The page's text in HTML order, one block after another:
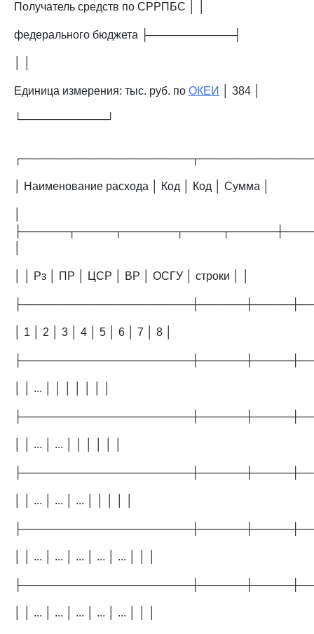
Получатель средств по СРРПБС │ │
федерального бюджета ├───────────┤
Единица измерения: тыс. руб. по ОКЕИ │ 384 │
└───────────┘
│ Наименование расхода │ Код │ Код │ Сумма │
│ │ Рз │ ПР │ ЦСР │ ВР │ ОСГУ │ строки │ │
│ 1 │ 2 │ 3 │ 4 │ 5 │ 6 │ 7 │ 8 │
│ │ ... │ │ │ │ │ │ │
│ │ ... │ ... │ │ │ │ │ │
│ │ ... │ ... │ ... │ │ │ │ │
│ │ ... │ ... │ ... │ ... │ ... │ │ │
│ │ ... │ ... │ ... │ ... │ ... │ │ │